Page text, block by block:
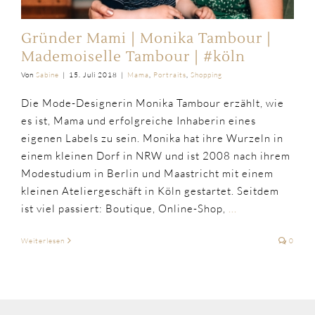
Gründer Mami | Monika Tambour |
Mademoiselle Tambour | #köln
Von Sabine | 15. Juli 2018 | Mama Portraits Shopping
Die Mode-Designerin Monika Tambour erzählt, wie
es ist, Mama und erfolgreiche Inhaberin eines
eigenen Labels zu sein. Monika hat ihre Wurzeln in
einem kleinen Dorf in NRW und ist 2008 nach ihrem
Modestudium in Berlin und Maastricht mit einem
kleinen Ateliergeschäft in Köln gestartet. Seitdem
ist viel passiert: Boutique, Online-Shop,
Weiterlesen 0